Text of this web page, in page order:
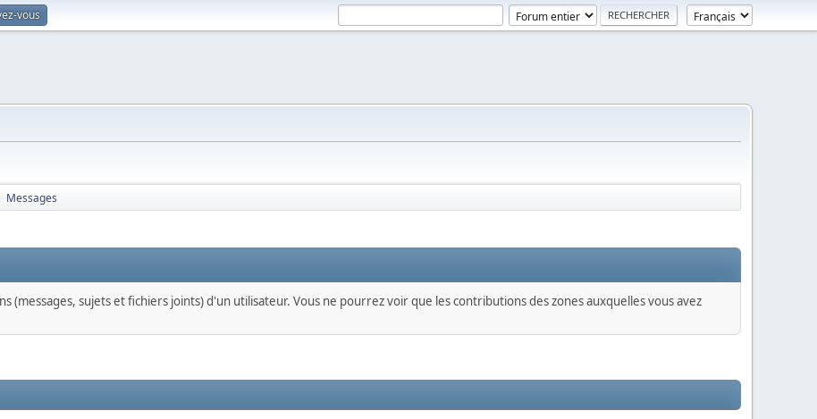
vous
Messages
sujets et fichiers joints) d'un utilisateur. Vous ne pourrez voir que les contributions des zones auxquelles vous avez